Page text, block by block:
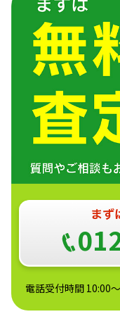
電話受付時間 10:00